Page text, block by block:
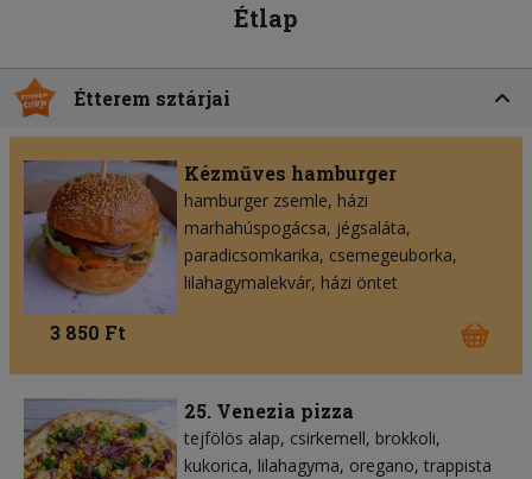
Étlap
Étterem sztárjai
Kézműves hamburger
hamburger zsemle házi
marhahúspogácsa jégsaláta
paradicsomkarika csemegeuborka
lilahagymalekvár házi öntet
3 850 Ft
25. Venezia pizza
tejfölös alap csirkemell brokkoli
kukorica lilahagyma oregano trappista